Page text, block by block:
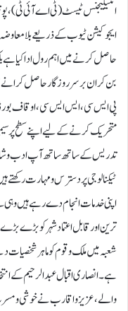
انٹیلیجنس ٹیسٹ (ٹی اے آئی ٹی) ،
ایجوکیشن ٹیوب کے ذریعے بلا
حاصل کرنے میں اہم رول ادا کیا ہے
بن کر ان برسر روزگار حاصل
پی ایس سی ، ایس ایس سی، اوقاف
متحریک کرنے کے لیے اپنے سطح پر
تدریس کے ساتھ ساتھ آپ ادب و
ٹیکنالوجی پر دسترس و مہارت
اپنی خدمات انجام دے رہے ہیں وہی
ترین اور قابل اعتماد شہر کو بڑے
شعبہ میں ملک و قوم کو ماہر
ہے۔انصاری اقبال عبدالرحیم کے
والے، عزیز واقارب نے خوشی و